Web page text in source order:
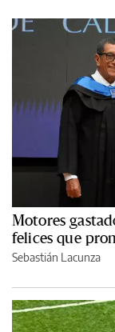
Motores
felices que
Sebastián Lacunza